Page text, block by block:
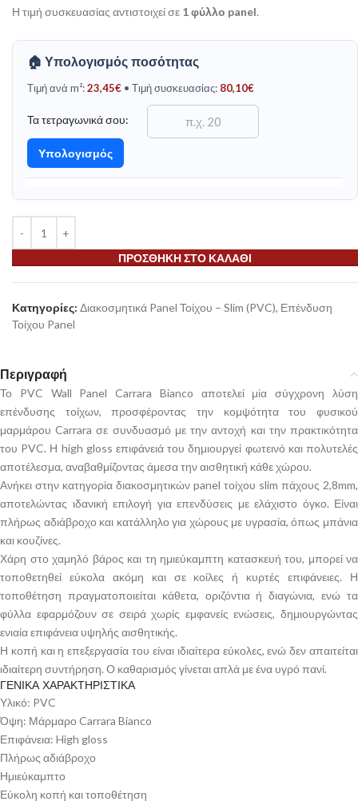
Η τιμή συσκευασίας αντιστοιχεί σε 1 φύλλο panel.
🏠 Υπολογισμός ποσότητας
Τιμή ανά m²:23,45€ • Τιμή συσκευασίας: 80,10€
Τα τετραγωνικά σου:
Υπολογισμός
ΠΡΟΣΘΉΚΗ ΣΤΟ ΚΑΛΆΘΙ
Κατηγορίες: Διακοσμητικά Panel Τοίχου – Slim (PVC), Επένδυση
Τοίχου Panel
Περιγραφή
Το PVC Wall Panel Carrara Bianco αποτελεί μία σύγχρονη λύση
επένδυσης τοίχων, προσφέροντας την κομψότητα του φυσικού
μαρμάρου Carrara σε συνδυασμό με την αντοχή και την πρακτικότητα
του PVC. Η high gloss επιφάνειά του δημιουργεί φωτεινό και πολυτελές
αποτέλεσμα, αναβαθμίζοντας άμεσα την αισθητική κάθε χώρου.
Ανήκει στην κατηγορία διακοσμητικών panel τοίχου slim πάχους 2,8mm,
αποτελώντας ιδανική επιλογή για επενδύσεις με ελάχιστο όγκο. Είναι
πλήρως αδιάβροχο και κατάλληλο για χώρους με υγρασία, όπως μπάνια
και κουζίνες.
Χάρη στο χαμηλό βάρος και τη ημιεύκαμπτη κατασκευή του, μπορεί να
τοποθετηθεί εύκολα ακόμη και σε κοίλες ή κυρτές επιφάνειες. Η
τοποθέτηση πραγματοποιείται κάθετα, οριζόντια ή διαγώνια, ενώ τα
φύλλα εφαρμόζουν σε σειρά χωρίς εμφανείς ενώσεις, δημιουργώντας
ενιαία επιφάνεια υψηλής αισθητικής.
Η κοπή και η επεξεργασία του είναι ιδιαίτερα εύκολες, ενώ δεν απαιτείται
ιδιαίτερη συντήρηση. Ο καθαρισμός γίνεται απλά με ένα υγρό πανί.
ΓΕΝΙΚΑ ΧΑΡΑΚΤΗΡΙΣΤΙΚΑ
Υλικό: PVC
Όψη: Μάρμαρο Carrara Bianco
Επιφάνεια: High gloss
Πλήρως αδιάβροχο
Ημιεύκαμπτο
Εύκολη κοπή και τοποθέτηση